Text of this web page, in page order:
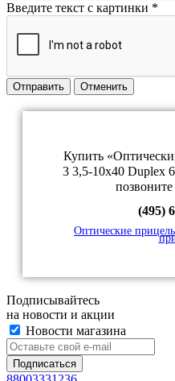
Введите текст с картинки *
Отправить Отменить
Купить
3 3,5-10x40 Duplex
(495)
Оптические
Подписывайтесь
на новости и акции
Новости магазина